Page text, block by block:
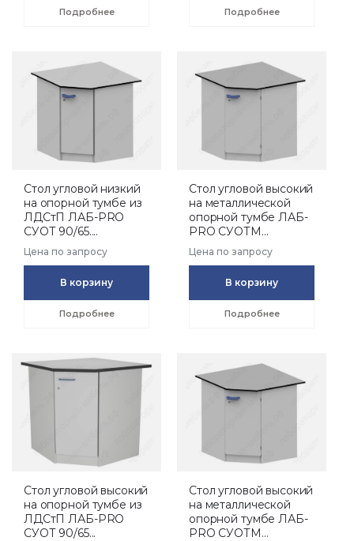
Подробнее Подробнее
Стол угловой низкий
на опорной тумбе из
ЛДСтП ЛАБ-PRO
СУОТ 90/65....
Цена по запросу
В корзину
Подробнее
Стол угловой высокий
на металлической
опорной тумбе ЛАБ-
PRO СУОТМ...
Цена по запросу
В корзину
Подробнее
Стол угловой высокий
на опорной тумбе из
ЛДСтП ЛАБ-PRO
СУОТ 90/65...
Стол угловой высокий
на металлической
опорной тумбе ЛАБ-
PRO СУОТМ...